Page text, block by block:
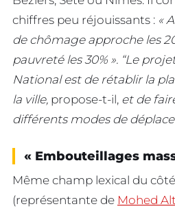
chiffres peu réjouissants : «
de chômage approche les
pauvreté les 30% ». “Le
National est de rétablir la
la ville, propose-t-il, et de
différents modes de
« Embouteillages
Même champ lexical du
(représentante de Mohed